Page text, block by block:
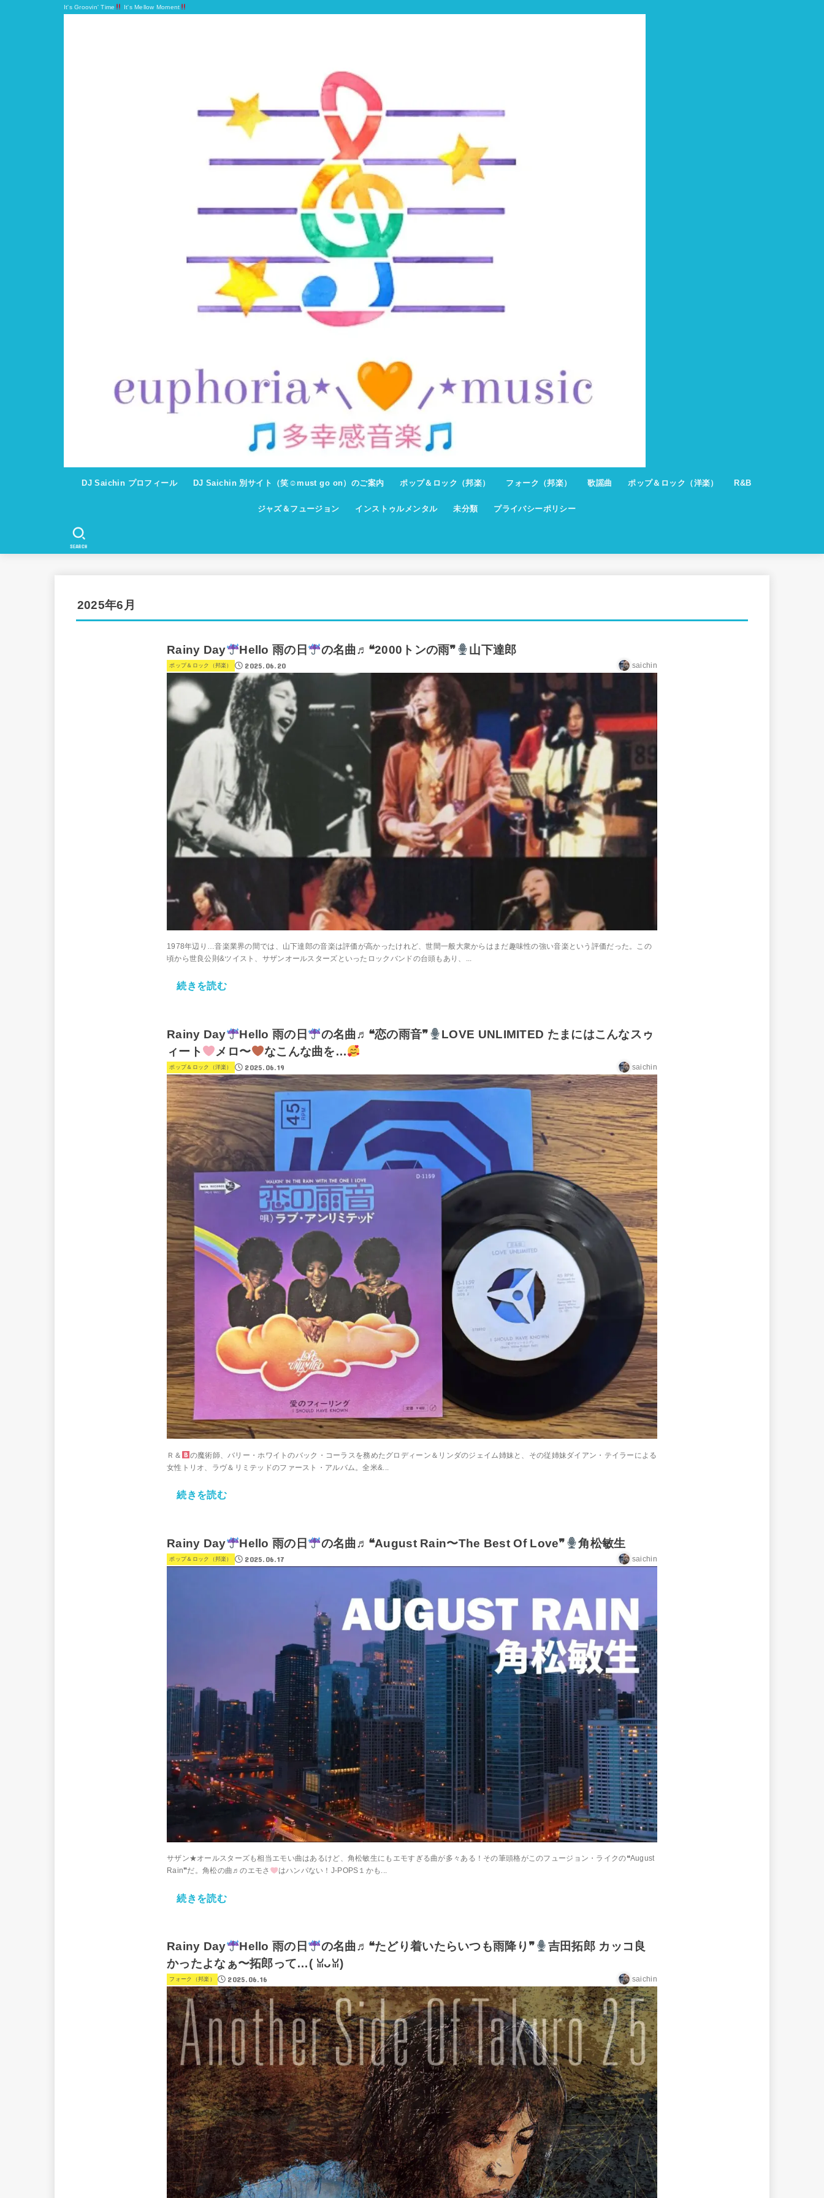
It's Groovin' Time It's Mellow Moment
DJ Saichin プロフィール DJ Saichin 別サイト（笑☺must go on）のご案内 ポップ＆ロック（邦楽） フォーク（邦楽） 歌謡曲 ポップ＆ロック（洋楽） R&B
ジャズ＆フュージョン インストゥルメンタル 未分類 プライバシーポリシー
SEARCH
2025年6月
Rainy Day Hello 雨の日 の名曲♬❝2000トンの雨❞ 山下達郎
ポップ＆ロック（邦楽） 2025.06.20 saichin
1978年辺り…音楽業界の間では、山下達郎の音楽は評価が高かったけれど、世間一般大衆からはまだ趣味性の強い音楽という評価だった。この
頃から世良公則&ツイスト、サザンオールスターズといったロックバンドの台頭もあり、...
続きを読む
Rainy Day Hello 雨の日 の名曲♬❝恋の雨音❞
LOVE UNLIMITED たまにはこんなスゥ
ィート
メロ〜 なこんな曲を…
ポップ＆ロック（洋楽） 2025.06.19 saichin
Ｒ＆
の魔術師、バリー・ホワイトのバック・コーラスを務めたグロディーン＆リンダのジェイム姉妹と、その従姉妹ダイアン・テイラーによる
女性トリオ、ラヴ＆リミテッドのファースト・アルバム。全米&...
続きを読む
Rainy Day Hello 雨の日 の名曲♬❝August Rain〜The Best Of Love❞ 角松敏生
ポップ＆ロック（邦楽） 2025.06.17 saichin
サザン★オールスターズも相当エモい曲はあるけど、角松敏生にもエモすぎる曲が多々ある！その筆頭格がこのフュージョン・ライクの❝August
Rain❞だ。角松の曲♬のエモさ
はハンパない！J-POPS１かも...
続きを読む
Rainy Day Hello 雨の日 の名曲♬❝たどり着いたらいつも雨降り❞
吉田拓郎 カッコ良
かったよなぁ〜拓郎って…(⁠ ⁠ꈍ⁠ᴗ⁠ꈍ⁠)
フォーク（邦楽） 2025.06.16 saichin